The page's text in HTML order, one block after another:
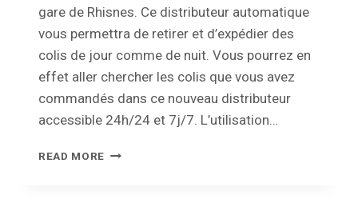
gare de Rhisnes. Ce distributeur automatique
vous permettra de retirer et d’expédier des
colis de jour comme de nuit. Vous pourrez en
effet aller chercher les colis que vous avez
commandés dans ce nouveau distributeur
accessible 24h/24 et 7j/7. L’utilisation…
READ MORE LA